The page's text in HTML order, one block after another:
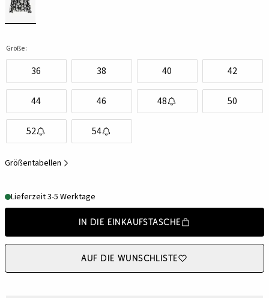
Größe:
36 38 40 42
44 46 48 50
52 54
Größentabellen
Lieferzeit 3-5 Werktage
In die Einkaufstasche
Auf die Wunschliste